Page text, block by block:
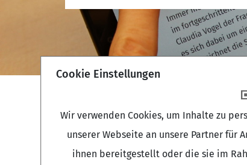
Cookie Einstellungen
Wir verwenden Cookies, um Inhalte zu
unserer Webseite an unsere Partner für
ihnen bereitgestellt oder die sie im